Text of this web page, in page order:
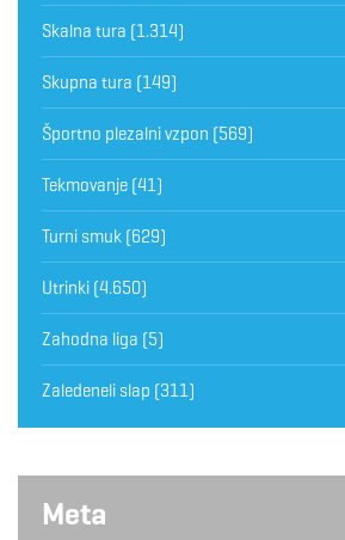
Skalna tura (1.314)
Skupna tura (149)
Športno plezalni vzpon (569)
Tekmovanje (41)
Turni smuk (629)
Utrinki (4.650)
Zahodna liga (5)
Zaledeneli slap (311)
Meta